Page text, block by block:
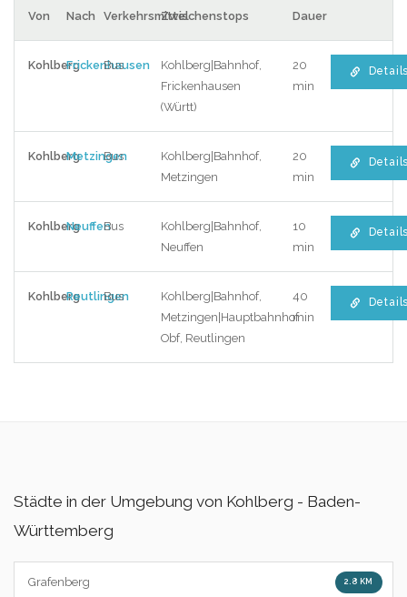
Von Nach VerkehrsmittelZwischenstops Dauer
KohlbergFrickenhausen
Bus
Kohlberg|Bahnhof,
Frickenhausen
(Württ)
20
min
KohlbergMetzingen
Bus
Kohlberg|Bahnhof,
Metzingen
20
min
KohlbergNeuffenBus
Kohlberg|Bahnhof,
Neuffen
10
min
KohlbergReutlingen
Bus
Kohlberg|Bahnhof,
Metzingen|Hauptbahnhof
Obf, Reutlingen
40
min
Städte in der Umgebung von Kohlberg - Baden-
Württemberg
Grafenberg 2.8 KM